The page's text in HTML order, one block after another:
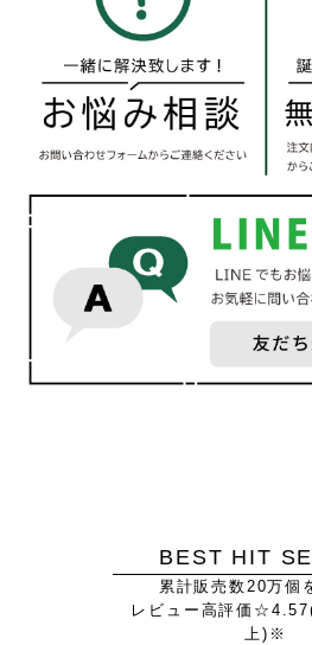
BEST HIT
累計販売数20万個
レビュー高評価
上)※